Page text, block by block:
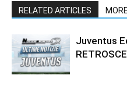
RELATED ARTICLES
Juventus